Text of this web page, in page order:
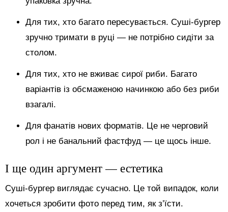
Для тих, хто багато пересувається. Суші-бургер
зручно тримати в руці — не потрібно сидіти за
столом.
Для тих, хто не вживає сирої риби. Багато
варіантів із обсмаженою начинкою або без риби
взагалі.
Для фанатів нових форматів. Це не черговий
рол і не банальний фастфуд — це щось інше.
І ще один аргумент — естетика
Суші-бургер виглядає сучасно. Це той випадок, коли
хочеться зробити фото перед тим, як з’їсти.